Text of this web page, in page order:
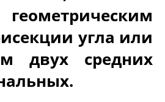
угла или
двух средних